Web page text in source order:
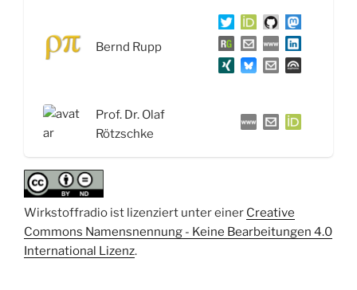
Prof.
Rötzschke“
Bernd Rupp
Prof. Dr. Olaf
Rötzschke
Wirkstoffradio ist lizenziert unter einer Creative
Commons Namensnennung - Keine Bearbeitungen 4.0
International Lizenz.